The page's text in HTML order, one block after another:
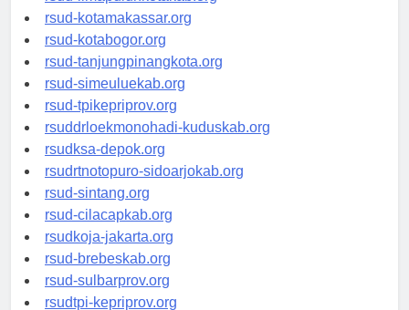
rsud-limapuluhkotakab.org
rsud-kotamakassar.org
rsud-kotabogor.org
rsud-tanjungpinangkota.org
rsud-simeuluekab.org
rsud-tpikepriprov.org
rsuddrloekmonohadi-kuduskab.org
rsudksa-depok.org
rsudrtnotopuro-sidoarjokab.org
rsud-sintang.org
rsud-cilacapkab.org
rsudkoja-jakarta.org
rsud-brebeskab.org
rsud-sulbarprov.org